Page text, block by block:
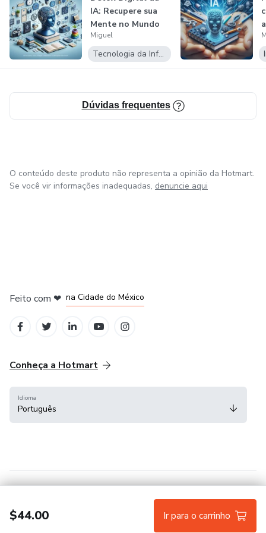
⚠️ Atenção:
Esse curso não é para quem busca atalhos vazios ou
produtividade tóxica.
forma mais humana — mesmo em um mundo cada vez
mais automatizado.
IA: Recupere sua
Mente no Mundo
das Máquina...
Miguel
Tecnologia da Informação
Dúvidas frequentes
$44.00 Ir para o carrinho
O conteúdo deste produto não representa a opinião da Hotmart.
Se você vir informações inadequadas, denuncie aqui
Feito com ❤ na Cidade do México
Conheça a Hotmart
Idioma
Português